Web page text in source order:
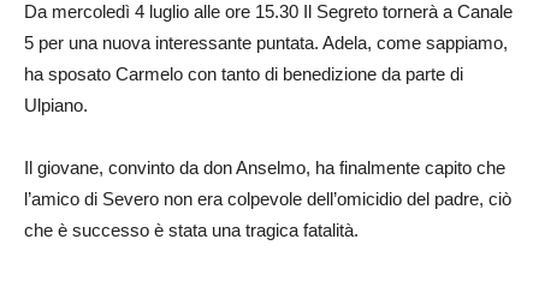
Da mercoledì 4 luglio alle ore 15.30 Il Segreto tornerà a Canale
5 per una nuova interessante puntata. Adela, come sappiamo,
ha sposato Carmelo con tanto di benedizione da parte di
Ulpiano.
Il giovane, convinto da don Anselmo, ha finalmente capito che
l’amico di Severo non era colpevole dell’omicidio del padre, ciò
che è successo è stata una tragica fatalità.